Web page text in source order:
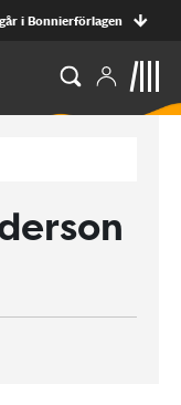
i Bonnierförlagen